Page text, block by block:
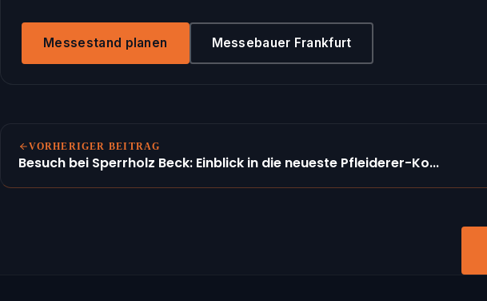
Messestand planen Messebauer Frankfurt
VORHERIGER BEITRAG
Besuch bei Sperrholz Beck: Einblick in die neueste Pfleiderer-Ko...